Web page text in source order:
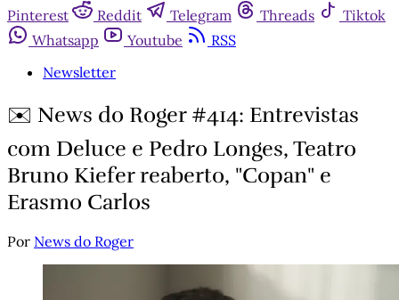
Pinterest
Reddit Telegram Threads
Tiktok
Whatsapp
Youtube
RSS
Newsletter
✉️ News do Roger #414: Entrevistas
com Deluce e Pedro Longes, Teatro
Bruno Kiefer reaberto, "Copan" e
Erasmo Carlos
Por News do Roger